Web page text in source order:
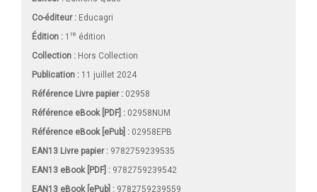
Co-éditeur : Educagri
Édition : 1 re édition
Collection : Hors Collection
Publication : 11 juillet 2024
Référence Livre papier : 02958
Référence eBook [PDF] : 02958NUM
Référence eBook [ePub] : 02958EPB
EAN13 Livre papier : 9782759239535
EAN13 eBook [PDF] : 9782759239542
EAN13 eBook [ePub] : 9782759239559